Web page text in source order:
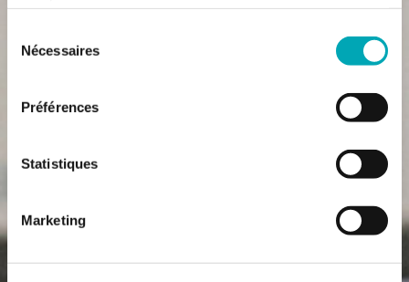
Nécessaires
Préférences
Statistiques
Marketing